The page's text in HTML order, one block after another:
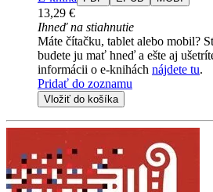
13,29 €
Ihneď na stiahnutie
Máte čítačku, tablet alebo mobil?
budete ju mať hneď a ešte aj
informácii o e-knihách nájdete tu.
Pridať do zoznamu
Vložiť do košíka